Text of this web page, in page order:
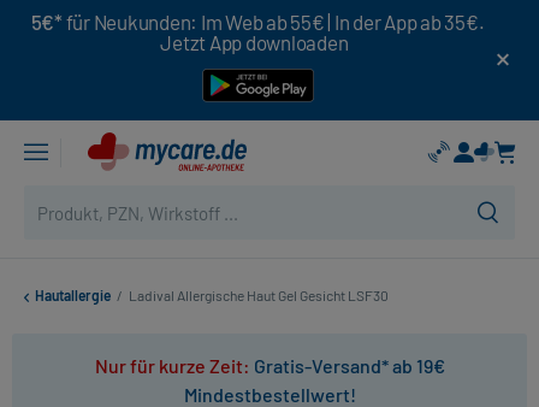
5€* für Neukunden: Im Web ab 55€ | In der App ab 35€.
Jetzt App downloaden
Hautallergie / Ladival Allergische Haut Gel Gesicht LSF30
Nur für kurze Zeit: Gratis-Versand* ab 19€
Mindestbestellwert!